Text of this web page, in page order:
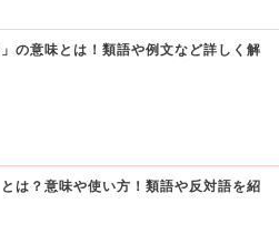
」の意味とは！類語や例文など詳しく解
とは？意味や使い方！類語や反対語を紹